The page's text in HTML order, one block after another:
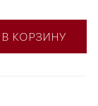
В КОРЗИНУ